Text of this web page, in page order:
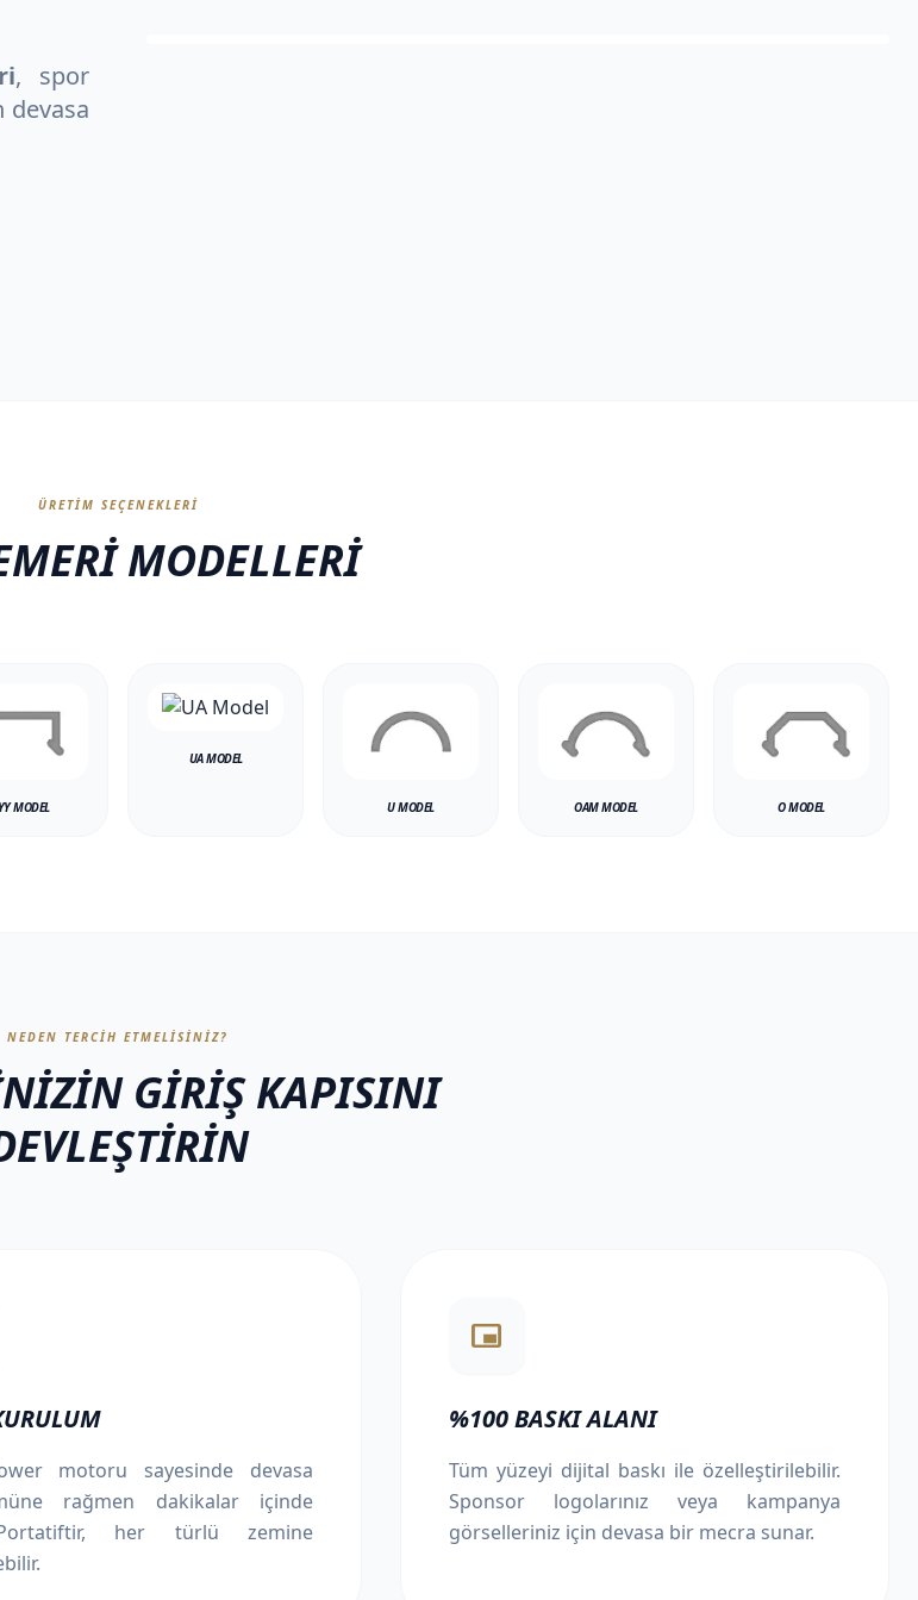
, spor
devasa
ÜRETIM SEÇENEKLERI
MODELLERI
MODEL
UA MODEL
U MODEL OAM MODEL O MODEL
NEDEN TERCIH ETMELISINIZ?
GIRIŞ KAPISINI
motoru sayesinde devasa
rağmen dakikalar içinde
her türlü zemine
branding_watermark
%100 BASKI ALANI
Tüm yüzeyi dijital baskı ile özelleştirilebilir.
Sponsor logolarınız veya kampanya
görselleriniz için devasa bir mecra sunar.